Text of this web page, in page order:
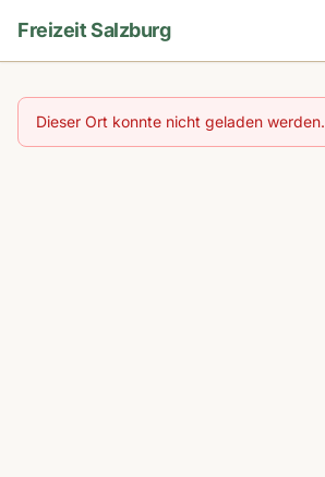
Freizeit Salzburg
Dieser Ort konnte nicht geladen werden.